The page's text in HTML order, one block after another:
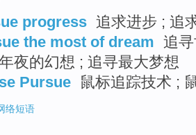
progress 追求进步 ; 追
the most of dream 追
年夜的幻想 ; 追寻最大梦想
Pursue 鼠标追踪技术 ;
络短语